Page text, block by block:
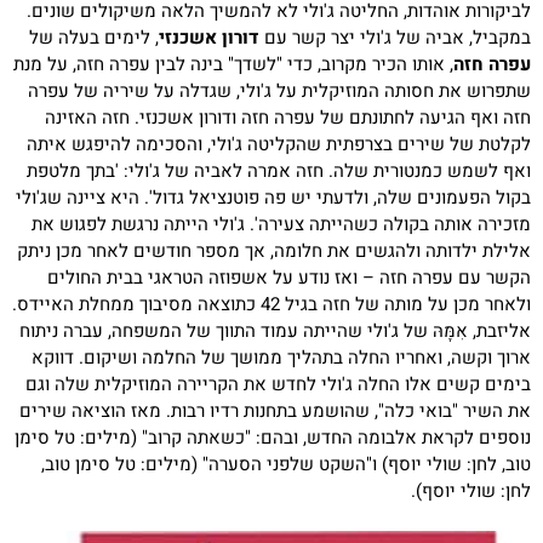
לביקורות אוהדות, החליטה ג'ולי לא להמשיך הלאה משיקולים שונים.
במקביל, אביה של ג'ולי יצר קשר עם דורון אשכנזי, לימים בעלה של
עפרה חזה, אותו הכיר מקרוב, כדי "לשדך" בינה לבין עפרה חזה, על מנת
שתפרוש את חסותה המוזיקלית על ג'ולי, שגדלה על שיריה של עפרה
חזה ואף הגיעה לחתונתם של עפרה חזה ודורון אשכנזי. חזה האזינה
לקלטת של שירים בצרפתית שהקליטה ג'ולי, והסכימה להיפגש איתה
ואף לשמש כמנטורית שלה. חזה אמרה לאביה של ג'ולי: 'בתך מלטפת
בקול הפעמונים שלה, ולדעתי יש פה פוטנציאל גדול'. היא ציינה שג'ולי
מזכירה אותה בקולה כשהייתה צעירה'. ג'ולי הייתה נרגשת לפגוש את
אלילת ילדותה ולהגשים את חלומה, אך מספר חודשים לאחר מכן ניתק
הקשר עם עפרה חזה – ואז נודע על אשפוזה הטראגי בבית החולים
ולאחר מכן על מותה של חזה בגיל 42 כתוצאה מסיבוך ממחלת האיידס.
אליזבת, אִמָּהּ של ג'ולי שהייתה עמוד התווך של המשפחה, עברה ניתוח
ארוך וקשה, ואחריו החלה בתהליך ממושך של החלמה ושיקום. דווקא
בימים קשים אלו החלה ג'ולי לחדש את הקריירה המוזיקלית שלה וגם
את השיר "בואי כלה", שהושמע בתחנות רדיו רבות. מאז הוציאה שירים
נוספים לקראת אלבומה החדש, ובהם: "כשאתה קרוב" (מילים: טל סימן
טוב, לחן: שולי יוסף) ו"השקט שלפני הסערה" (מילים: טל סימן טוב,
לחן: שולי יוסף).